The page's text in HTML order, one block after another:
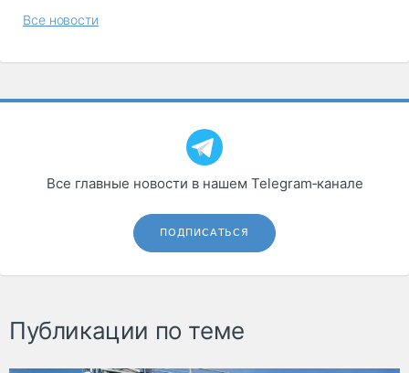
Все новости
Все главные новости в нашем Telegram‑канале
ПОДПИСАТЬСЯ
Публикации по теме